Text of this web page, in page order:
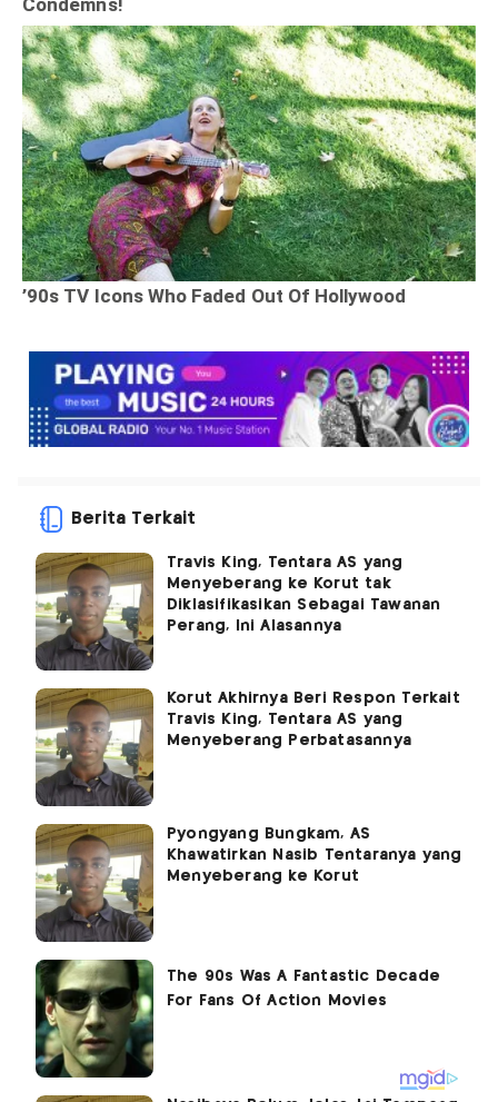
Berita Terkait
Travis King, Tentara AS yang
Menyeberang ke Korut tak
Diklasifikasikan Sebagai Tawanan
Perang, Ini Alasannya
Korut Akhirnya Beri Respon Terkait
Travis King, Tentara AS yang
Menyeberang Perbatasannya
Pyongyang Bungkam, AS
Khawatirkan Nasib Tentaranya yang
Menyeberang ke Korut